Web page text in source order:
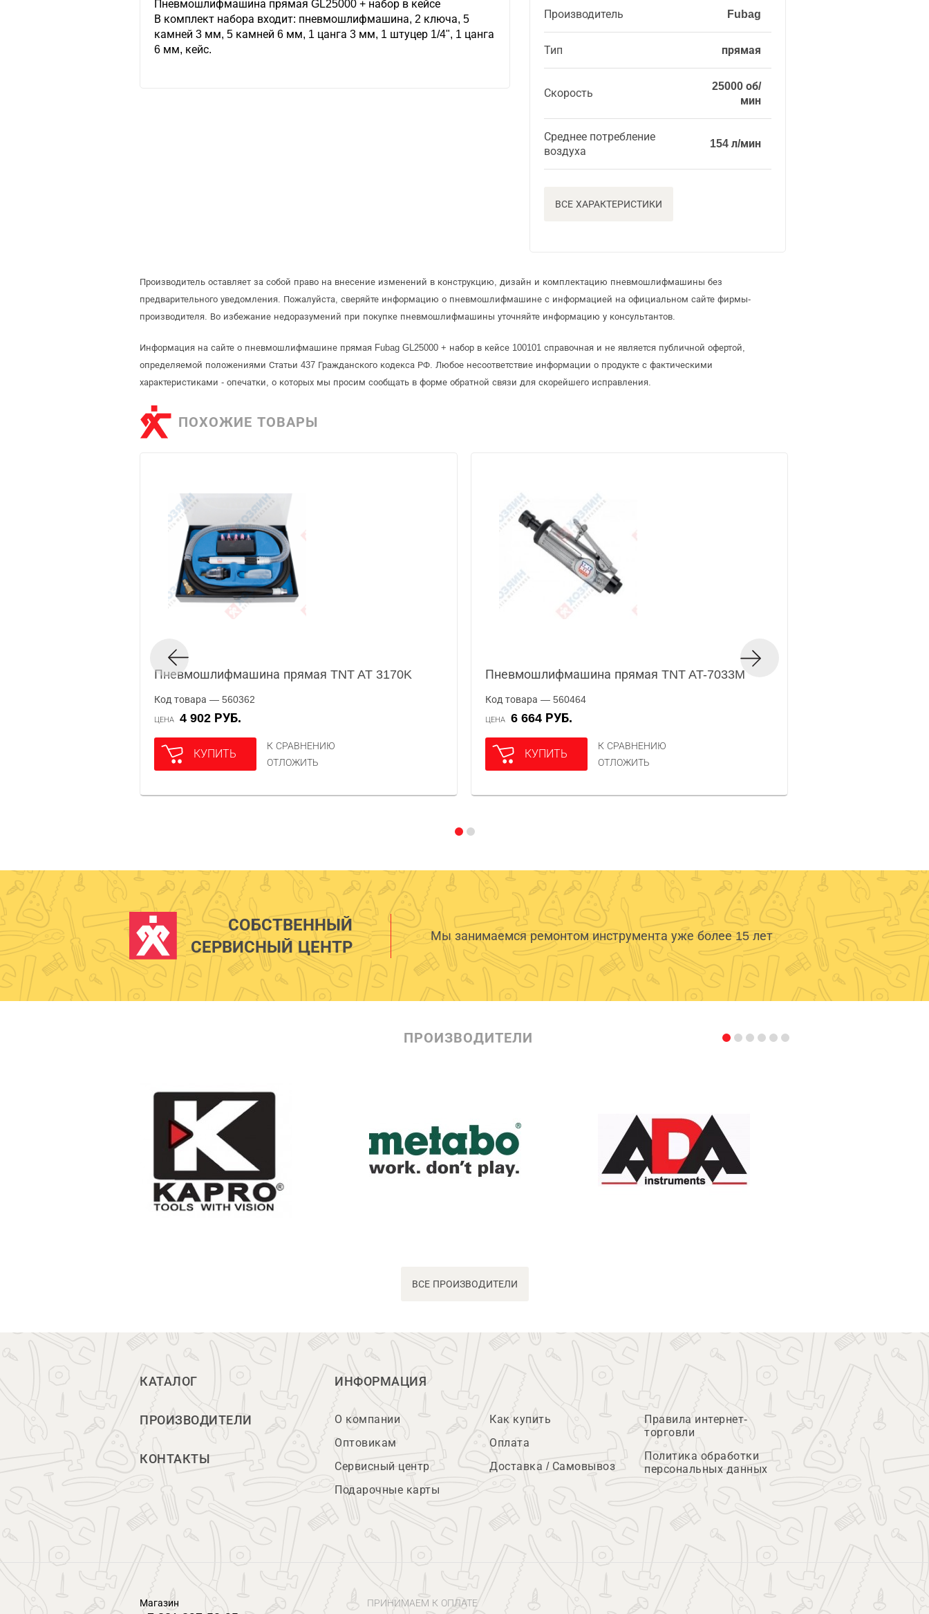
Производитель Fubag
Тип прямая
Скорость
25000 об/
мин
Среднее потребление
воздуха
154 л/мин
ВСЕ ХАРАКТЕРИСТИКИ
Пневмошлифмашина прямая GL25000 + набор в кейсе
В комплект набора входит: пневмошлифмашина, 2 ключа, 5
камней 3 мм, 5 камней 6 мм, 1 цанга 3 мм, 1 штуцер 1/4", 1 цанга
6 мм, кейс.
Производитель оставляет за собой право на внесение изменений в конструкцию, дизайн и комплектацию пневмошлифмашины без
предварительного уведомления. Пожалуйста, сверяйте информацию о пневмошлифмашине с информацией на официальном сайте фирмы-
производителя. Во избежание недоразумений при покупке пневмошлифмашины уточняйте информацию у консультантов.
Информация на сайте о пневмошлифмашине прямая Fubag GL25000 + набор в кейсе 100101 справочная и не является публичной офертой,
определяемой положениями Статьи 437 Гражданского кодекса РФ. Любое несоответствие информации о продукте с фактическими
характеристиками - опечатки, о которых мы просим сообщать в форме обратной связи для скорейшего исправления.
ПОХОЖИЕ ТОВАРЫ
Пневмошлифмашина прямая TNT AT 3170K
Код товара — 560362
ЦЕНА 4 902 РУБ.
КУПИТЬ
К СРАВНЕНИЮ
ОТЛОЖИТЬ
Пневмошлифмашина прямая TNT AT-7033M
Код товара — 560464
ЦЕНА 6 664 РУБ.
КУПИТЬ
К СРАВНЕНИЮ
ОТЛОЖИТЬ
СОБСТВЕННЫЙ
СЕРВИСНЫЙ ЦЕНТР
Мы занимаемся ремонтом инструмента уже более 15 лет
ПРОИЗВОДИТЕЛИ
ВСЕ ПРОИЗВОДИТЕЛИ
КАТАЛОГ
ПРОИЗВОДИТЕЛИ
КОНТАКТЫ
ИНФОРМАЦИЯ
О компании
Оптовикам
Сервисный центр
Подарочные карты
Как купить
Оплата
Доставка / Самовывоз
Правила интернет-
торговли
Политика обработки
персональных данных
Магазин ПРИНИМАЕМ К ОПЛАТЕ